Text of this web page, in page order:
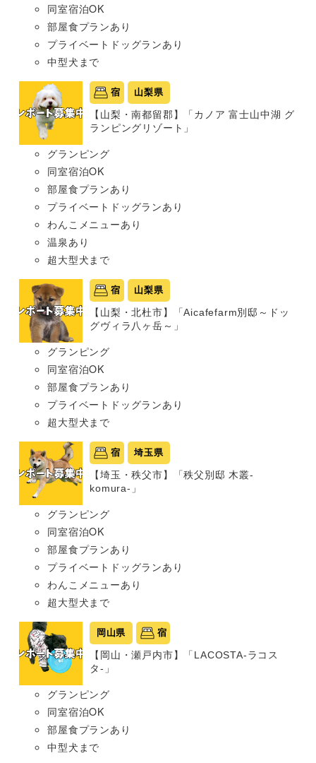
同室宿泊OK
部屋食プランあり
プライベートドッグランあり
中型犬まで
宿 山梨県
【山梨・南都留郡】「カノア 富士山中湖 グ
ランピングリゾート」
グランピング
同室宿泊OK
部屋食プランあり
プライベートドッグランあり
わんこメニューあり
温泉あり
超大型犬まで
宿 山梨県
【山梨・北杜市】「Aicafefarm別邸～ドッ
グヴィラ八ヶ岳～」
グランピング
同室宿泊OK
部屋食プランあり
プライベートドッグランあり
超大型犬まで
宿 埼玉県
【埼玉・秩父市】「秩父別邸 木叢-
komura-」
グランピング
同室宿泊OK
部屋食プランあり
プライベートドッグランあり
わんこメニューあり
超大型犬まで
岡山県 宿
【岡山・瀬戸内市】「LACOSTA-ラコス
タ-」
グランピング
同室宿泊OK
部屋食プランあり
中型犬まで